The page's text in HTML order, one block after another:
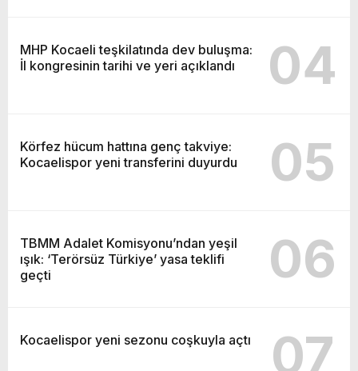
MHP Kocaeli teşkilatında dev buluşma:
İl kongresinin tarihi ve yeri açıklandı
04
Körfez hücum hattına genç takviye:
Kocaelispor yeni transferini duyurdu
05
TBMM Adalet Komisyonu’ndan yeşil
ışık: ‘Terörsüz Türkiye’ yasa teklifi
geçti
06
Kocaelispor yeni sezonu coşkuyla açtı 07